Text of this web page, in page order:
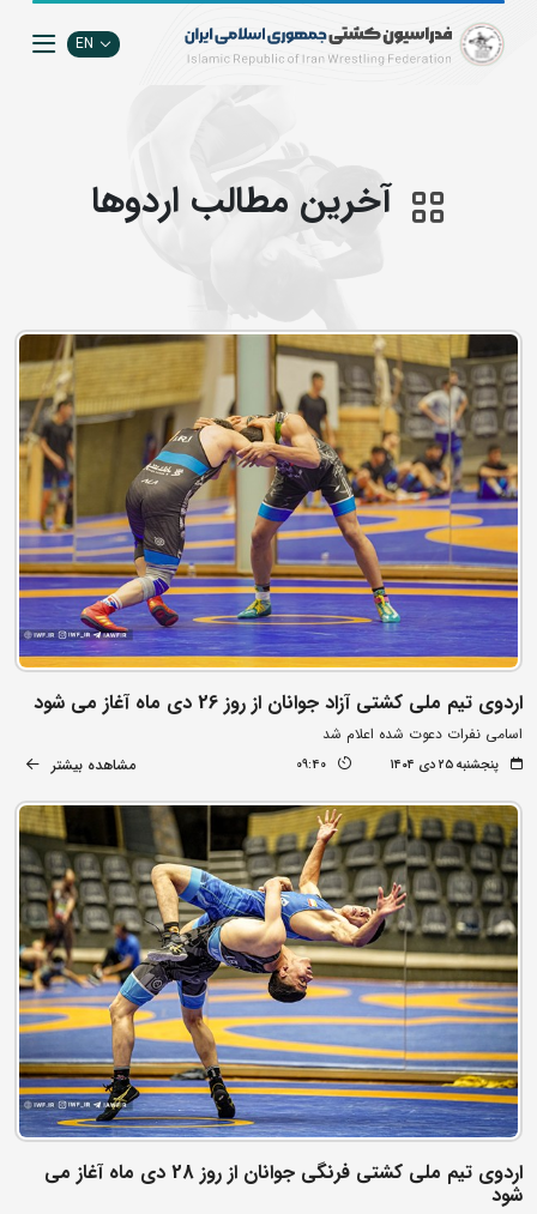
EN
آخرین مطالب اردوها
اردوی تیم ملی کشتی آزاد جوانان از روز 26 دی ماه آغاز می شود
اسامی نفرات دعوت شده اعلام شد
پنجشنبه ۲۵ دی ۱۴۰۴ 09:40 مشاهده بیشتر
اردوی تیم ملی کشتی فرنگی جوانان از روز 28 دی ماه آغاز می
شود